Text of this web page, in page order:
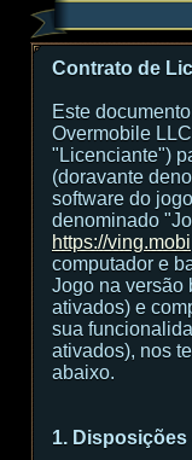
Contrato de
Este
Overmobile
"Licenciante")
(doravante
software do
denominado
https://ving.mobi
computador e
Jogo na versão
ativados) e
sua
ativados), nos
abaixo.
1. Disposições